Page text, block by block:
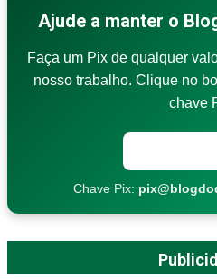
Ajude a manter o
Faça um Pix de qualquer
nosso trabalho. Clique no
chave
Chave Pix: